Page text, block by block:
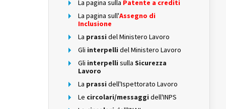
La pagina sulla Patente a crediti
La pagina sull'Assegno di
Inclusione
La prassi del Ministero Lavoro
Gli interpelli del Ministero Lavoro
Gli interpelli sulla Sicurezza
Lavoro
La prassi dell'Ispettorato Lavoro
Le circolari/messaggi dell'INPS